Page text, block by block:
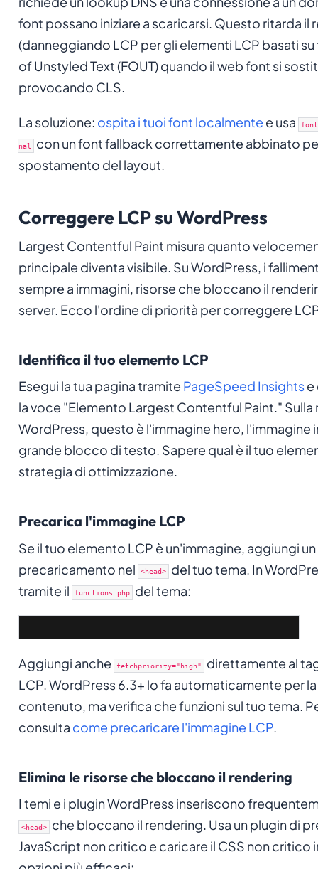
font possano iniziare a scaricarsi. Questo ritarda il
(danneggiando LCP per gli elementi LCP basati
of Unstyled Text (FOUT) quando il web font si
provocando CLS.
La soluzione: ospita i tuoi font localmente e usa
nal con un font fallback correttamente abbinato
spostamento del layout.
Correggere LCP su WordPress
Largest Contentful Paint misura quanto
principale diventa visibile. Su WordPress, i
sempre a immagini, risorse che bloccano il
server. Ecco l'ordine di priorità per correggere
Identifica il tuo elemento LCP
Esegui la tua pagina tramite PageSpeed Insightse
la voce "Elemento Largest Contentful Paint."
WordPress, questo è l'immagine hero, l'immagine
grande blocco di testo. Sapere qual è il tuo
strategia di ottimizzazione.
Precarica l'immagine LCP
Se il tuo elemento LCP è un'immagine, aggiungi
precaricamento nel
<head> del tuo tema. In
tramite il
functions.php del tema:
Aggiungi anche fetchpriority="high" direttamente al
LCP. WordPress 6.3+ lo fa automaticamente per
contenuto, ma verifica che funzioni sul tuo tema.
consulta come precaricare l'immagine LCP.
Elimina le risorse che bloccano il rendering
I temi e i plugin WordPress inseriscono
<head> che bloccano il rendering. Usa un plugin di
JavaScript non critico e caricare il CSS non critico